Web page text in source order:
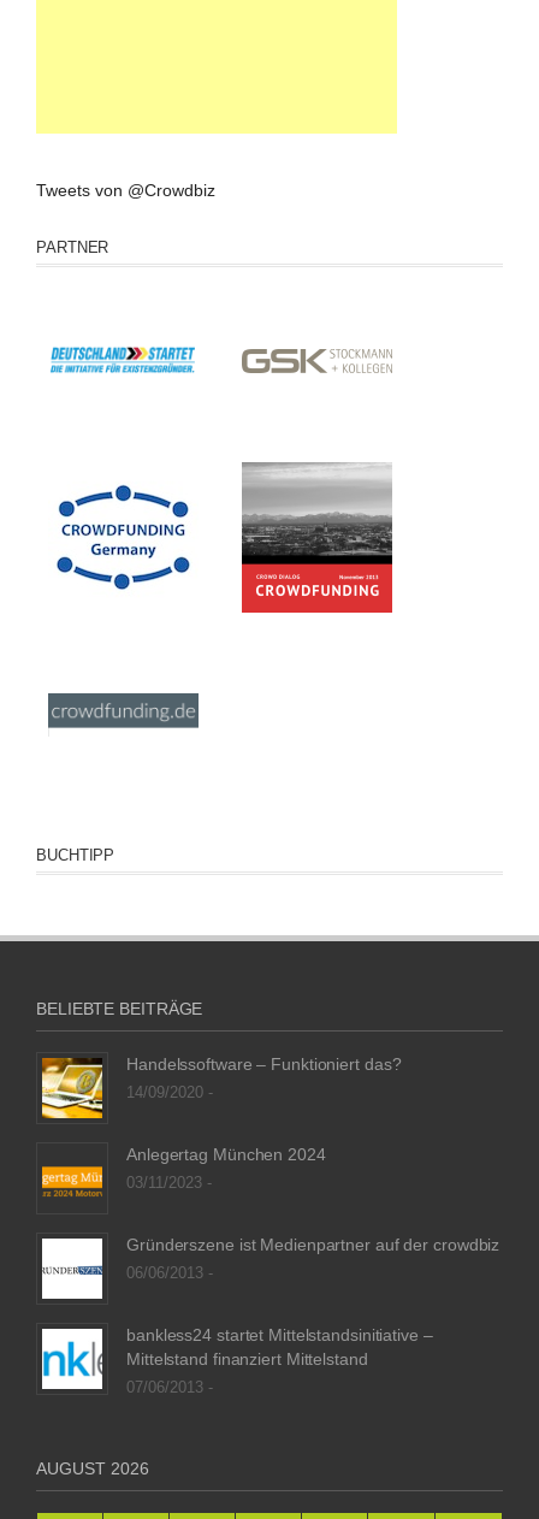
Tweets von @Crowdbiz
PARTNER
BUCHTIPP
BELIEBTE BEITRÄGE
Handelssoftware – Funktioniert das?
14/09/2020 -
Anlegertag München 2024
03/11/2023 -
Gründerszene ist Medienpartner auf der crowdbiz
06/06/2013 -
bankless24 startet Mittelstandsinitiative –
Mittelstand finanziert Mittelstand
07/06/2013 -
AUGUST 2026